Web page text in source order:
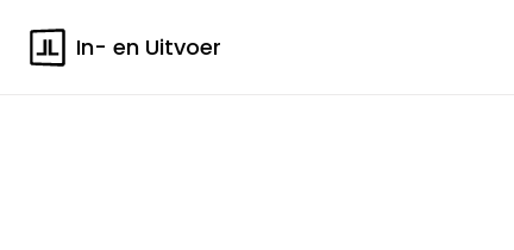
In- en Uitvoer